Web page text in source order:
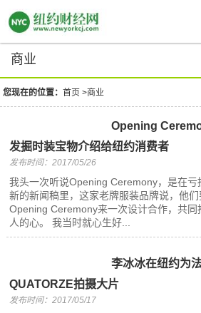
商业
您现在的位置：首页 >商业
Opening
发掘时装宝物介绍给纽约消费者
发布时间：2017/05/26
我头一次听说Opening Ceremony，是在亏
新的新闻稿里，这家老牌服装品牌说，他
Opening Ceremony来一次设计合作，共
人的心。 我当时就心生好...
李冰冰在纽约为
QUATORZE拍摄大片
发布时间：2017/05/17